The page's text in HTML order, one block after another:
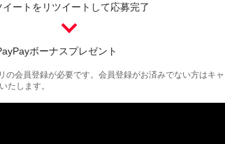
ートをリツイートして応募完了
ボーナスプレゼント
会員登録が必要です。会員登録がお済みでない方はキ
たします。